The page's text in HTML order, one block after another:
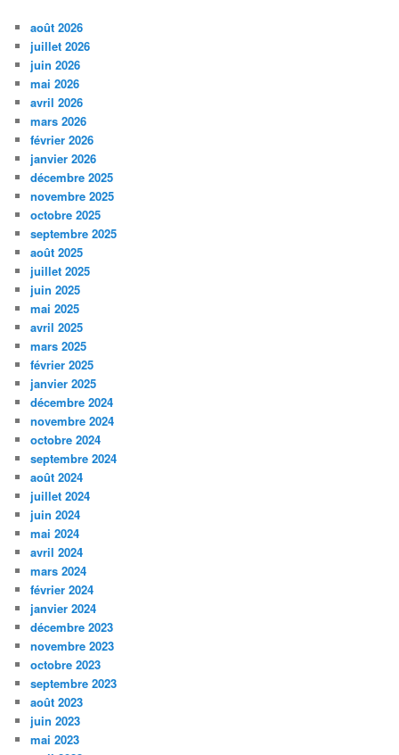
août 2026
juillet 2026
juin 2026
mai 2026
avril 2026
mars 2026
février 2026
janvier 2026
décembre 2025
novembre 2025
octobre 2025
septembre 2025
août 2025
juillet 2025
juin 2025
mai 2025
avril 2025
mars 2025
février 2025
janvier 2025
décembre 2024
novembre 2024
octobre 2024
septembre 2024
août 2024
juillet 2024
juin 2024
mai 2024
avril 2024
mars 2024
février 2024
janvier 2024
décembre 2023
novembre 2023
octobre 2023
septembre 2023
août 2023
juin 2023
mai 2023